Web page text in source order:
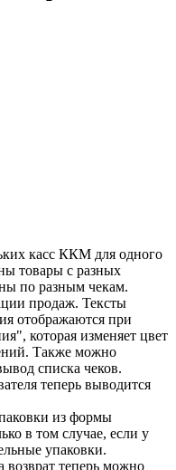
касс ККМ для одного
товары с разных
по разным чекам.
продаж. Тексты
отображаются при
которая изменяет цвет
Также можно
списка чеков.
теперь выводится
из формы
в том случае, если у
упаковки.
теперь можно